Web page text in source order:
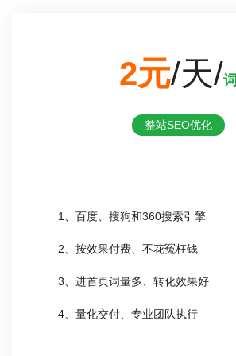
2元/天/词
整站SEO优化
1、百度、搜狗和360搜索引擎
2、按效果付费、不花冤枉钱
3、进首页词量多、转化效果好
4、量化交付、专业团队执行